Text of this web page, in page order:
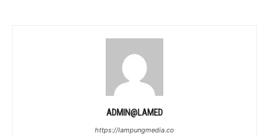
ADMIN@LAMED
https://lampungmedia.co